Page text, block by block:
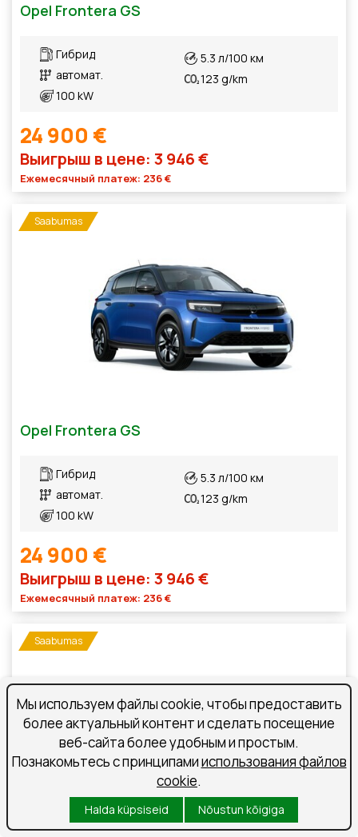
Opel Frontera GS
Гибрид
автомат.
100 kW
5.3 л/100 км
123 g/km
24 900 €
Выигрыш в цене: 3 946 €
Ежемесячный платеж: 236 €
Saabumas
Opel Frontera GS
Гибрид
автомат.
100 kW
5.3 л/100 км
123 g/km
24 900 €
Выигрыш в цене: 3 946 €
Ежемесячный платеж: 236 €
Saabumas
Мы используем файлы cookie, чтобы предоставить
более актуальный контент и сделать посещение
веб-сайта более удобным и простым.
Познакомьтесь с принципамииспользования файлов
cookie.
Halda küpsiseid Nõustun kõigiga